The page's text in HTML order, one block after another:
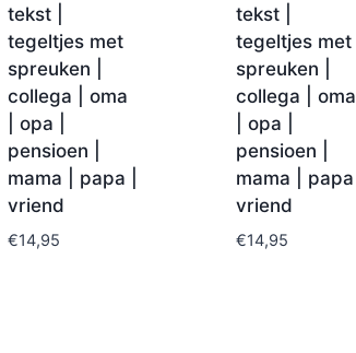
tekst |
tegeltjes met
spreuken |
collega | oma
| opa |
pensioen |
mama | papa |
vriend
€14,95
tekst |
tegeltjes met
spreuken |
collega | oma
| opa |
pensioen |
mama | papa |
vriend
€14,95